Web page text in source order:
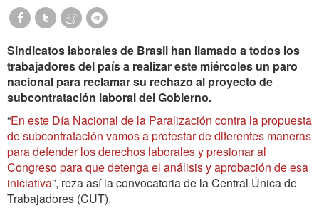
Sindicatos laborales de Brasil han llamado a todos los
trabajadores del país a realizar este miércoles un paro
nacional para reclamar su rechazo al proyecto de
subcontratación laboral del Gobierno.
“En este Día Nacional de la Paralización contra la propuesta
de subcontratación vamos a protestar de diferentes maneras
para defender los derechos laborales y presionar al
Congreso para que detenga el análisis y aprobación de esa
iniciativa”, reza así la convocatoria de la Central Única de
Trabajadores (CUT).